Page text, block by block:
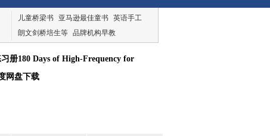
儿童桥梁书 亚马逊最佳童书 英语手工
朗文剑桥培生等 品牌机构早教
册180 Days of High-Frequency for
网盘下载